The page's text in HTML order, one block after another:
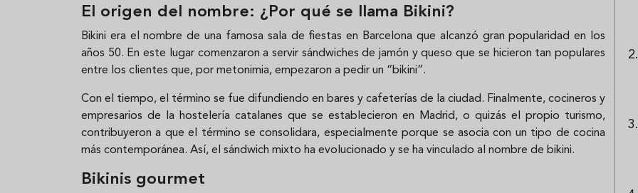
El origen del nombre: ¿Por qué se llama Bikini?
Bikini era el nombre de una famosa sala de fiestas en Barcelona que alcanzó gran popularidad en los
años 50. En este lugar comenzaron a servir sándwiches de jamón y queso que se hicieron tan populares
entre los clientes que, por metonimia, empezaron a pedir un “bikini”.
Con el tiempo, el término se fue difundiendo en bares y cafeterías de la ciudad. Finalmente, cocineros y
empresarios de la hostelería catalanes que se establecieron en Madrid, o quizás el propio turismo,
contribuyeron a que el término se consolidara, especialmente porque se asocia con un tipo de cocina
más contemporánea. Así, el sándwich mixto ha evolucionado y se ha vinculado al nombre de bikini.
Bikinis gourmet